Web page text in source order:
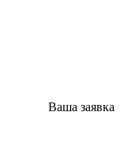
Ваша заявка